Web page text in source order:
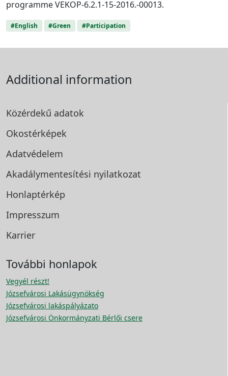
programme VEKOP-6.2.1-15-2016.-00013.
#English #Green #Participation
Additional information
Közérdekű adatok
Okostérképek
Adatvédelem
Akadálymentesítési nyilatkozat
Honlaptérkép
Impresszum
Karrier
További honlapok
Vegyél részt!
Józsefvárosi Lakásügynökség
Józsefvárosi lakáspályázato
Józsefvárosi Önkormányzati Bérlői csere